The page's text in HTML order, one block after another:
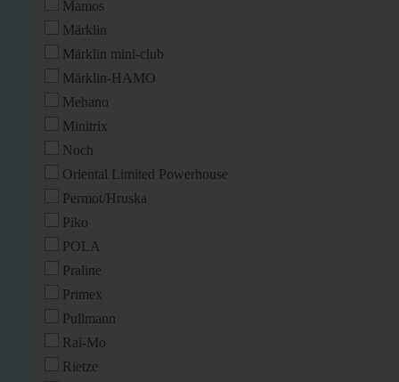
Mamos
Märklin
Märklin mini-club
Märklin-HAMO
Mehano
Minitrix
Noch
Oriental Limited Powerhouse
Permot/Hruska
Piko
POLA
Praline
Primex
Pullmann
Rai-Mo
Rietze